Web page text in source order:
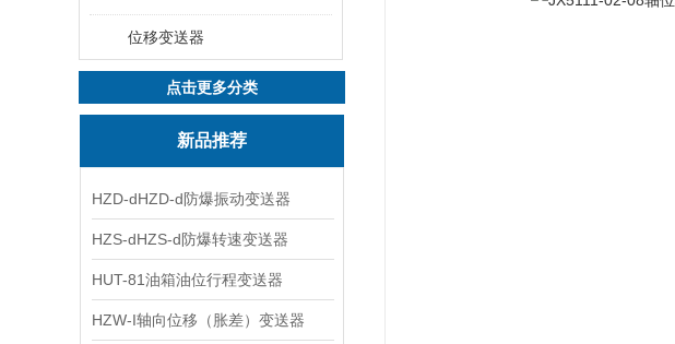
位移变送器
点击更多分类
新品推荐
HZD-dHZD-d防爆振动变送器
HZS-dHZS-d防爆转速变送器
HUT-81油箱油位行程变送器
HZW-I轴向位移（胀差）变送器